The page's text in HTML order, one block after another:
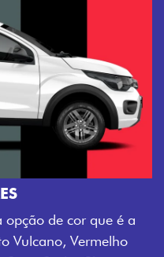
de cor que é a
Vulcano, Vermelho